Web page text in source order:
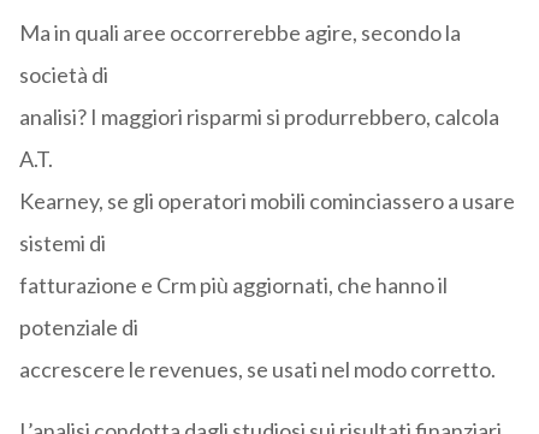
Ma in quali aree occorrerebbe agire, secondo la
società di
analisi? I maggiori risparmi si produrrebbero, calcola
A.T.
Kearney, se gli operatori mobili cominciassero a usare
sistemi di
fatturazione e Crm più aggiornati, che hanno il
potenziale di
accrescere le revenues, se usati nel modo corretto.